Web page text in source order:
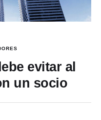
evitar al
un socio